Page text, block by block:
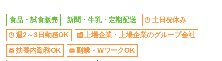
食品・試食販売 新聞・牛乳・定期配送
土日祝休み
週2～3日勤務OK
上場企業・上場企業のグループ会社
扶養内勤務OK
副業・WワークOK